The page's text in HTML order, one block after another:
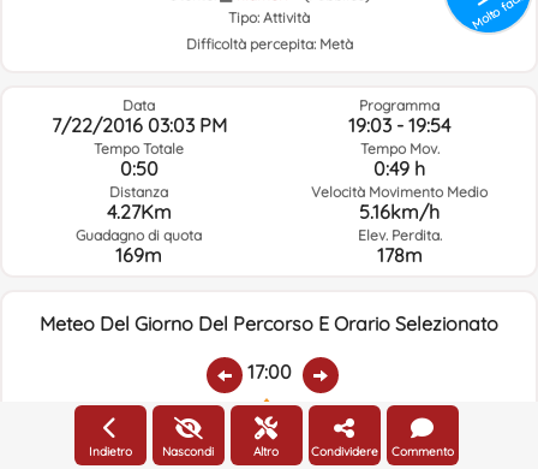
Tipo: Attività
Difficoltà percepita: Metà
Data
7/22/2016 03:03 PM
Tempo Totale
0:50
Distanza
4.27Km
Guadagno di quota
169m
Programma
19:03 - 19:54
Tempo Mov.
0:49 h
Velocità Movimento Medio
5.16km/h
Elev. Perdita.
178m
Meteo Del Giorno Del Percorso E Orario Selezionato
17:00
Temp.:
32.1ºC 0
Umidità Media:
23%
Velocità Vento:
11.2km/h
Indirizzo Vento:
Indietro Nascondi Altro Condividere Commento